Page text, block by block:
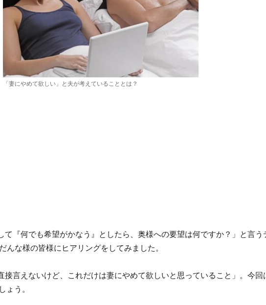
「妻にやめて欲しい」と夫が考えていることとは？
て『何でも希望がかなう』としたら、奥様への要望は何ですか？」と言う
んな様の皆様にヒアリングをしてみました。
接言えないけど、これだけは妻にやめて欲しいと思っていること」。今回
ょう。